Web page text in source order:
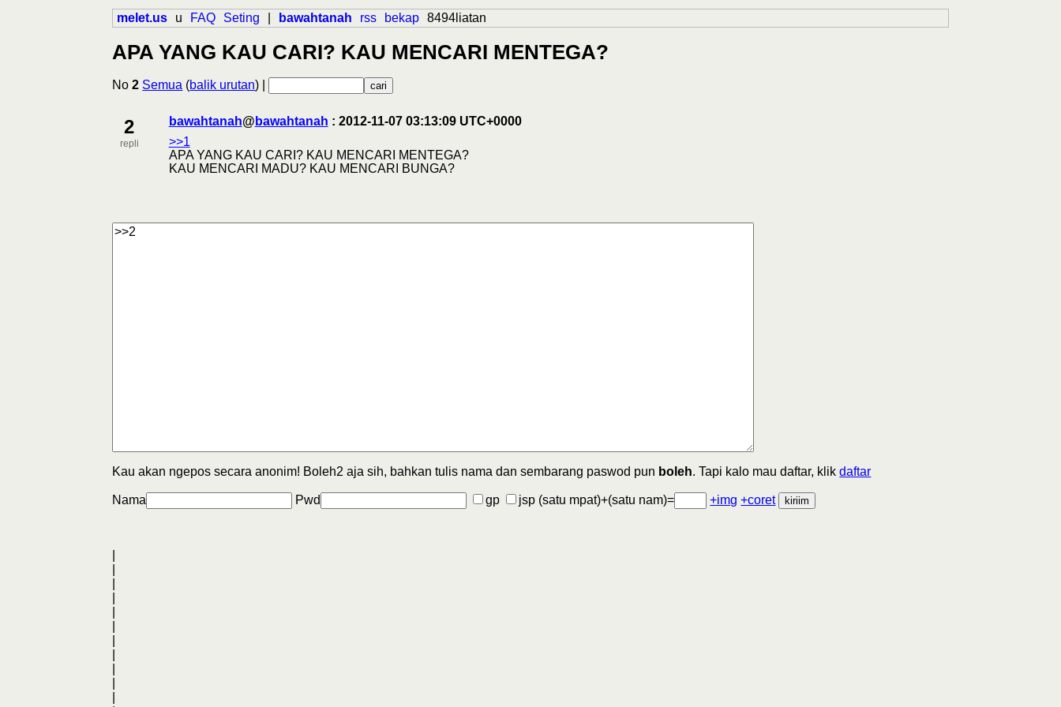
melet.us u FAQ Seting bawahtanah rss bekap 8494liatan
APA YANG KAU CARI? KAU MENCARI MENTEGA?
No2 Semua (balik urutan) |
2
repli
bawahtanah@ bawahtanah : 2012-11-07 03:13:09 UTC+0000
>>1
APA YANG KAU CARI? KAU MENCARI MENTEGA?
KAU MENCARI MADU? KAU MENCARI BUNGA?
Kau akan ngepos secara anonim! Boleh2 aja sih, bahkan tulis nama dan sembarang paswod pun boleh. Tapi kalo mau daftar, klikdaftar
Nama Pwd gp jsp (satu mpat)+(satu nam)= +img +coret